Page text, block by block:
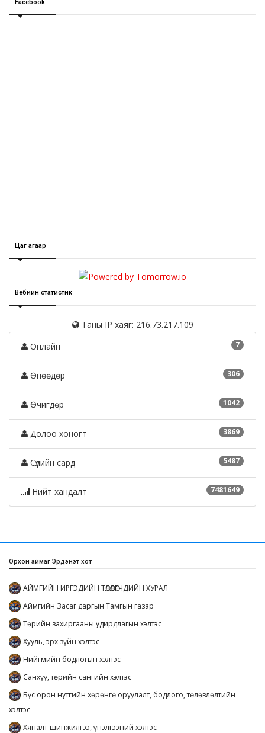
Facebook
Цаг агаар
Вебийн статистик
Таны IP хаяг: 216.73.217.109
7
Онлайн
306
Өнөөдөр
1042
Өчигдөр
3869
Долоо хоногт
5487
Сүүлийн сард
7481649
Нийт хандалт
Орхон аймаг Эрдэнэт хот
АЙМГИЙН ИРГЭДИЙН ТӨЛӨӨЛӨГЧДИЙН ХУРАЛ
Аймгийн Засаг даргын Тамгын газар
Төрийн захиргааны удирдлагын хэлтэс
Хууль, эрх зүйн хэлтэс
Нийгмийн бодлогын хэлтэс
Санхүү, төрийн сангийн хэлтэс
Бүс орон нутгийн хөрөнгө оруулалт, бодлого, төлөвлөлтийн
хэлтэс
Хяналт-шинжилгээ, үнэлгээний хэлтэс